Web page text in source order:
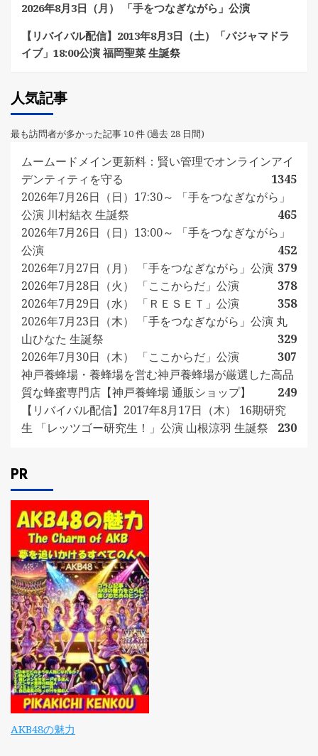
2026年8月3日（月） 「手をつなぎながら」公演
【リバイバル配信】2013年8月3日（土）「パジャマドラ
イブ」18:00公演 福岡聖菜 生誕祭
人気記事
最も訪問者が多かった記事 10 件 (過去 28 日間)
ムームードメイン更新料：賢い管理でオンラインアイ
デンティティを守る
1345
2026年7月26日（日）17:30～ 「手をつなぎながら」
公演 川村結衣 生誕祭
465
2026年7月26日（日）13:00～ 「手をつなぎながら」
公演
452
2026年7月27日（月） 「手をつなぎながら」公演 379
2026年7月28日（火） 「ここからだ」公演
378
2026年7月29日（水） 「ＲＥＳＥＴ」公演
358
2026年7月23日（木） 「手をつなぎながら」公演 丸
山ひなた 生誕祭
329
2026年7月30日（木） 「ここからだ」公演
307
神戸養蜂場・養蜂場を営む神戸養蜂場が厳選した高品
質な蜂蜜専門店【神戸養蜂場 通販ショップ】
249
【リバイバル配信】2017年8月17日（木） 16期研究
生 「レッツゴー研究生！」公演 山根涼羽 生誕祭
230
PR
AKB48の魅力